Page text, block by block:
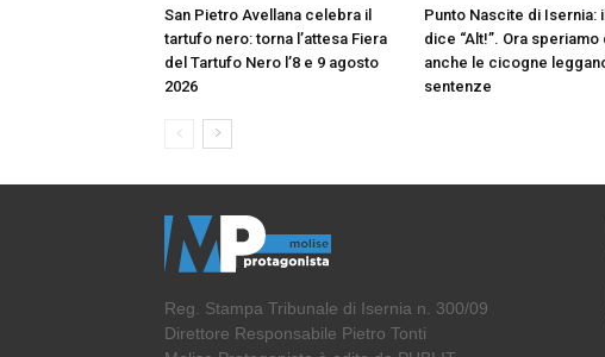
San Pietro Avellana celebra il
tartufo nero: torna l’attesa Fiera
del Tartufo Nero l’8 e 9 agosto
2026
Punto Nascite di Isernia:
dice “Alt!”. Ora speriamo
anche le cicogne
sentenze
Reg. Stampa Tribunale di Isernia n. 300/09
Direttore Responsabile Pietro Tonti